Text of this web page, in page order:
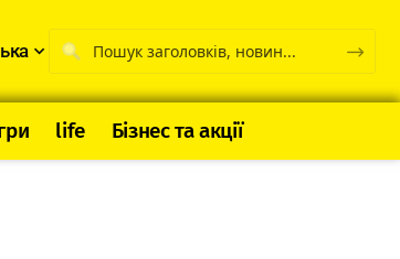
life Бізнес та акції